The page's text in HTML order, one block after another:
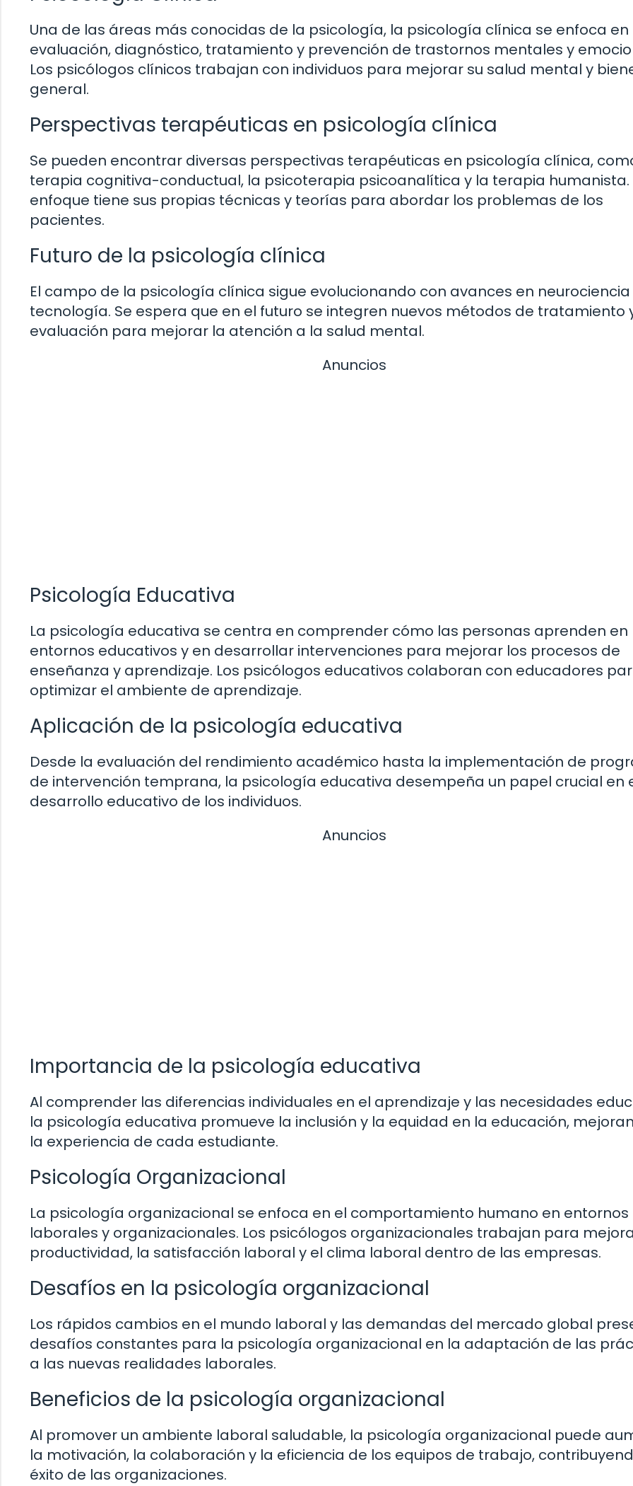
Una de las áreas más conocidas de la psicología, la psicología clínica se enfoca en
evaluación, diagnóstico, tratamiento y prevención de trastornos mentales y
Los psicólogos clínicos trabajan con individuos para mejorar su salud mental y
general.
Perspectivas terapéuticas en psicología clínica
Se pueden encontrar diversas perspectivas terapéuticas en psicología clínica,
terapia cognitiva-conductual, la psicoterapia psicoanalítica y la terapia
enfoque tiene sus propias técnicas y teorías para abordar los problemas de los
pacientes.
Futuro de la psicología clínica
El campo de la psicología clínica sigue evolucionando con avances en neurociencia
tecnología. Se espera que en el futuro se integren nuevos métodos de tratamiento
evaluación para mejorar la atención a la salud mental.
Anuncios
Psicología Educativa
La psicología educativa se centra en comprender cómo las personas aprenden en
entornos educativos y en desarrollar intervenciones para mejorar los procesos de
enseñanza y aprendizaje. Los psicólogos educativos colaboran con educadores
optimizar el ambiente de aprendizaje.
Aplicación de la psicología educativa
Desde la evaluación del rendimiento académico hasta la implementación de
de intervención temprana, la psicología educativa desempeña un papel crucial en
desarrollo educativo de los individuos.
Anuncios
Importancia de la psicología educativa
Al comprender las diferencias individuales en el aprendizaje y las necesidades
la psicología educativa promueve la inclusión y la equidad en la educación,
la experiencia de cada estudiante.
Psicología Organizacional
La psicología organizacional se enfoca en el comportamiento humano en entornos
laborales y organizacionales. Los psicólogos organizacionales trabajan para
productividad, la satisfacción laboral y el clima laboral dentro de las empresas.
Desafíos en la psicología organizacional
Los rápidos cambios en el mundo laboral y las demandas del mercado global
desafíos constantes para la psicología organizacional en la adaptación de las
a las nuevas realidades laborales.
Beneficios de la psicología organizacional
Al promover un ambiente laboral saludable, la psicología organizacional puede
la motivación, la colaboración y la eficiencia de los equipos de trabajo,
éxito de las organizaciones.